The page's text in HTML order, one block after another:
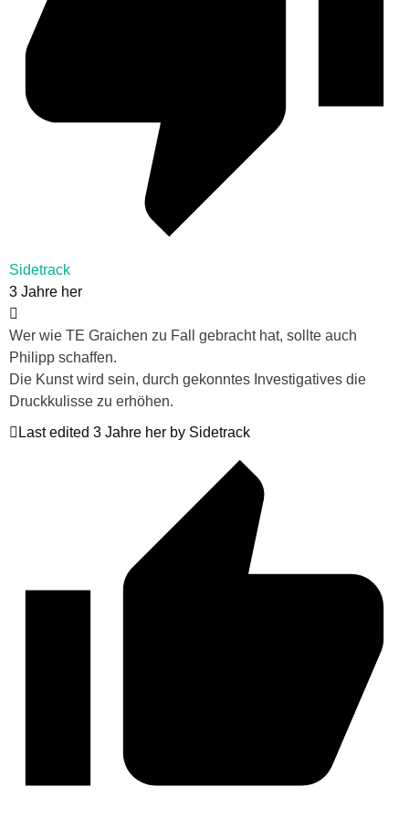
Sidetrack
3 Jahre her
Wer wie TE Graichen zu Fall gebracht hat, sollte auch
Philipp schaffen.
Die Kunst wird sein, durch gekonntes Investigatives die
Druckkulisse zu erhöhen.
Last edited 3 Jahre her by Sidetrack